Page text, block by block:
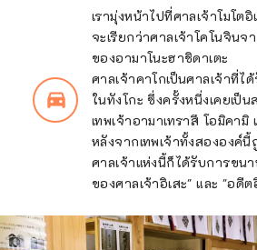
ผู้คนใจดีและคอยอำนวยค
ท่องเที่ยวเมื่อมาเยือน ทุกสิ่
เจอที่นี่ล้วนเชื่อมโยงกับรา
เกียวโตแห่งท้องทะเล ต้น
อยู่บนสวรรค์ โลก ภูเขา แล
directions_car_filled
เรามุ่งหน้าไปที่ศาลเจ้าโมโต
จะเรียกว่าศาลเจ้าโคโนจินจ
ของอามาโนะฮาชิดาเตะ
ศาลเจ้าคาโกเป็นศาลเจ้าที่
ในทังโกะ ซึ่งครั้งหนึ่งเคยเป็
เทพเจ้าอามาเทราสึ โอมิคามิ
หลังจากเทพเจ้าทั้งสององค์
ศาลเจ้าแห่งนี้ก็ได้รับการขน
ของศาลเจ้าอิเสะ" และ "อดีต